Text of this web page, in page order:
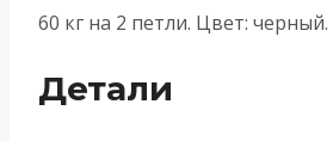
60 кг на 2 петли. Цвет: черный.
Детали